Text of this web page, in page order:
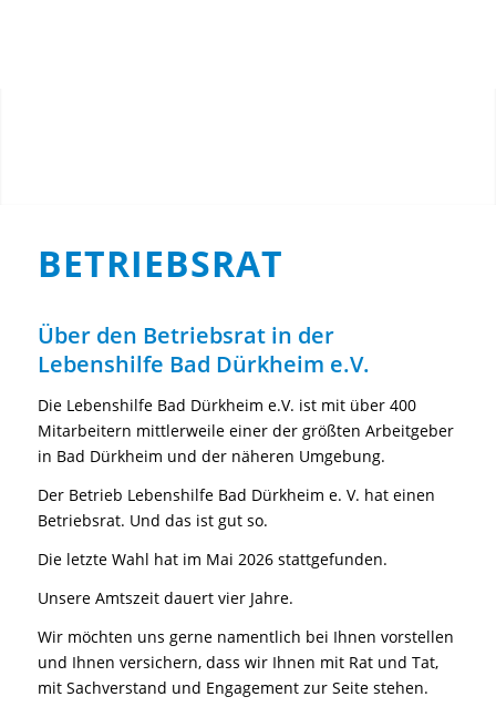
BETRIEBSRAT
Über den Betriebsrat in der
Lebenshilfe Bad Dürkheim e.V.
Die Lebenshilfe Bad Dürkheim e.V. ist mit über 400
Mitarbeitern mittlerweile einer der größten Arbeitgeber
in Bad Dürkheim und der näheren Umgebung.
Der Betrieb Lebenshilfe Bad Dürkheim e. V. hat einen
Betriebsrat. Und das ist gut so.
Die letzte Wahl hat im Mai 2026 stattgefunden.
Unsere Amtszeit dauert vier Jahre.
Wir möchten uns gerne namentlich bei Ihnen vorstellen
und Ihnen versichern, dass wir Ihnen mit Rat und Tat,
mit Sachverstand und Engagement zur Seite stehen.